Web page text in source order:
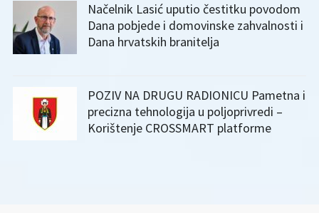
Načelnik Lasić uputio čestitku povodom
Dana pobjede i domovinske zahvalnosti i
Dana hrvatskih branitelja
POZIV NA DRUGU RADIONICU Pametna i
precizna tehnologija u poljoprivredi –
Korištenje CROSSMART platforme